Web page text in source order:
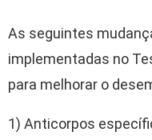
As seguintes
implementadas no
para melhorar o
1) Anticorpos